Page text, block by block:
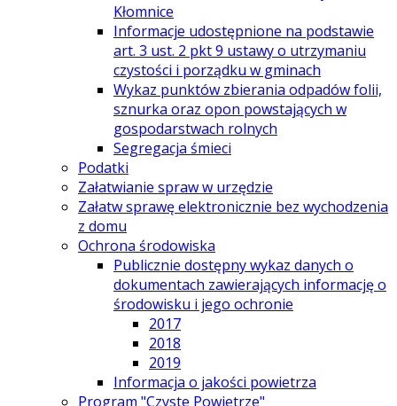
Kłomnice
Informacje udostępnione na podstawie
art. 3 ust. 2 pkt 9 ustawy o utrzymaniu
czystości i porządku w gminach
Wykaz punktów zbierania odpadów folii,
sznurka oraz opon powstających w
gospodarstwach rolnych
Segregacja śmieci
Podatki
Załatwianie spraw w urzędzie
Załatw sprawę elektronicznie bez wychodzenia
z domu
Ochrona środowiska
Publicznie dostępny wykaz danych o
dokumentach zawierających informację o
środowisku i jego ochronie
2017
2018
2019
Informacja o jakości powietrza
Program "Czyste Powietrze"